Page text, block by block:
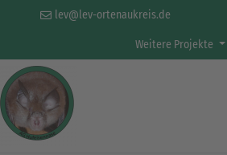
lev@lev-ortenaukreis.de
Weitere Projekte
Links